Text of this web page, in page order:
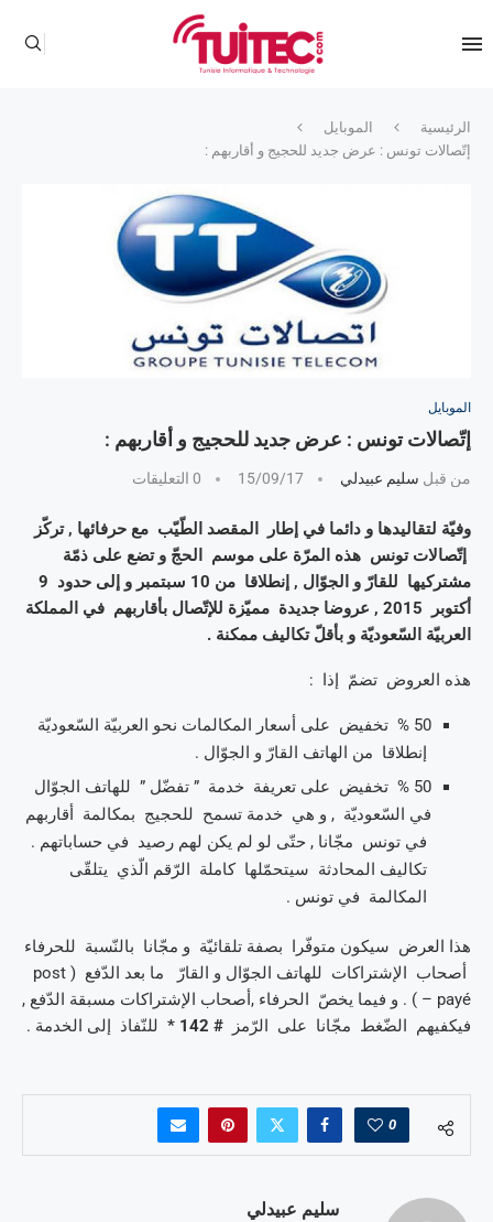
الرئيسية
الموبايل
إتّصالات تونس : عرض جديد للحجيج و أقاربهم :
الموبايل
إتّصالات تونس : عرض جديد للحجيج و أقاربهم :
من قبل سليم عبيدلي 15/09/17 0 التعليقات
وفيّة لتقاليدها و دائما في إطار المقصد الطّيّب مع حرفائها , تركّز
إتّصالات تونس هذه المرّة على موسم الحجّ و تضع على ذمّة
مشتركيها للقارّ و الجوّال , إنطلاقا من 10 سبتمبر و إلى حدود 9
أكتوبر 2015 , عروضا جديدة مميّزة للإتّصال بأقاربهم في المملكة
العربيّة السّعوديّة و بأقلّ تكاليف ممكنة .
هذه العروض تضمّ إذا :
50 % تخفيض على أسعار المكالمات نحو العربيّة السّعوديّة
إنطلاقا من الهاتف القارّ و الجوّال .
50 % تخفيض على تعريفة خدمة ” تفضّل ” للهاتف الجوّال
في السّعوديّة , و هي خدمة تسمح للحجيج بمكالمة أقاربهم
في تونس مجّانا , حتّى لو لم يكن لهم رصيد في حساباتهم .
تكاليف المحادثة سيتحمّلها كاملة الرّقم الّذي يتلقّى
المكالمة في تونس .
هذا العرض سيكون متوفّرا بصفة تلقائيّة و مجّانا بالنّسبة للحرفاء
أصحاب الإشتراكات للهاتف الجوّال و القارّ ما بعد الدّفع ( post
– payé ) . و فيما يخصّ الحرفاء ,أصحاب الإشتراكات مسبقة الدّفع ,
فيكفيهم الضّغط مجّانا على الرّمز # 142 * للنّفاذ إلى الخدمة .
0
سليم عبيدلي